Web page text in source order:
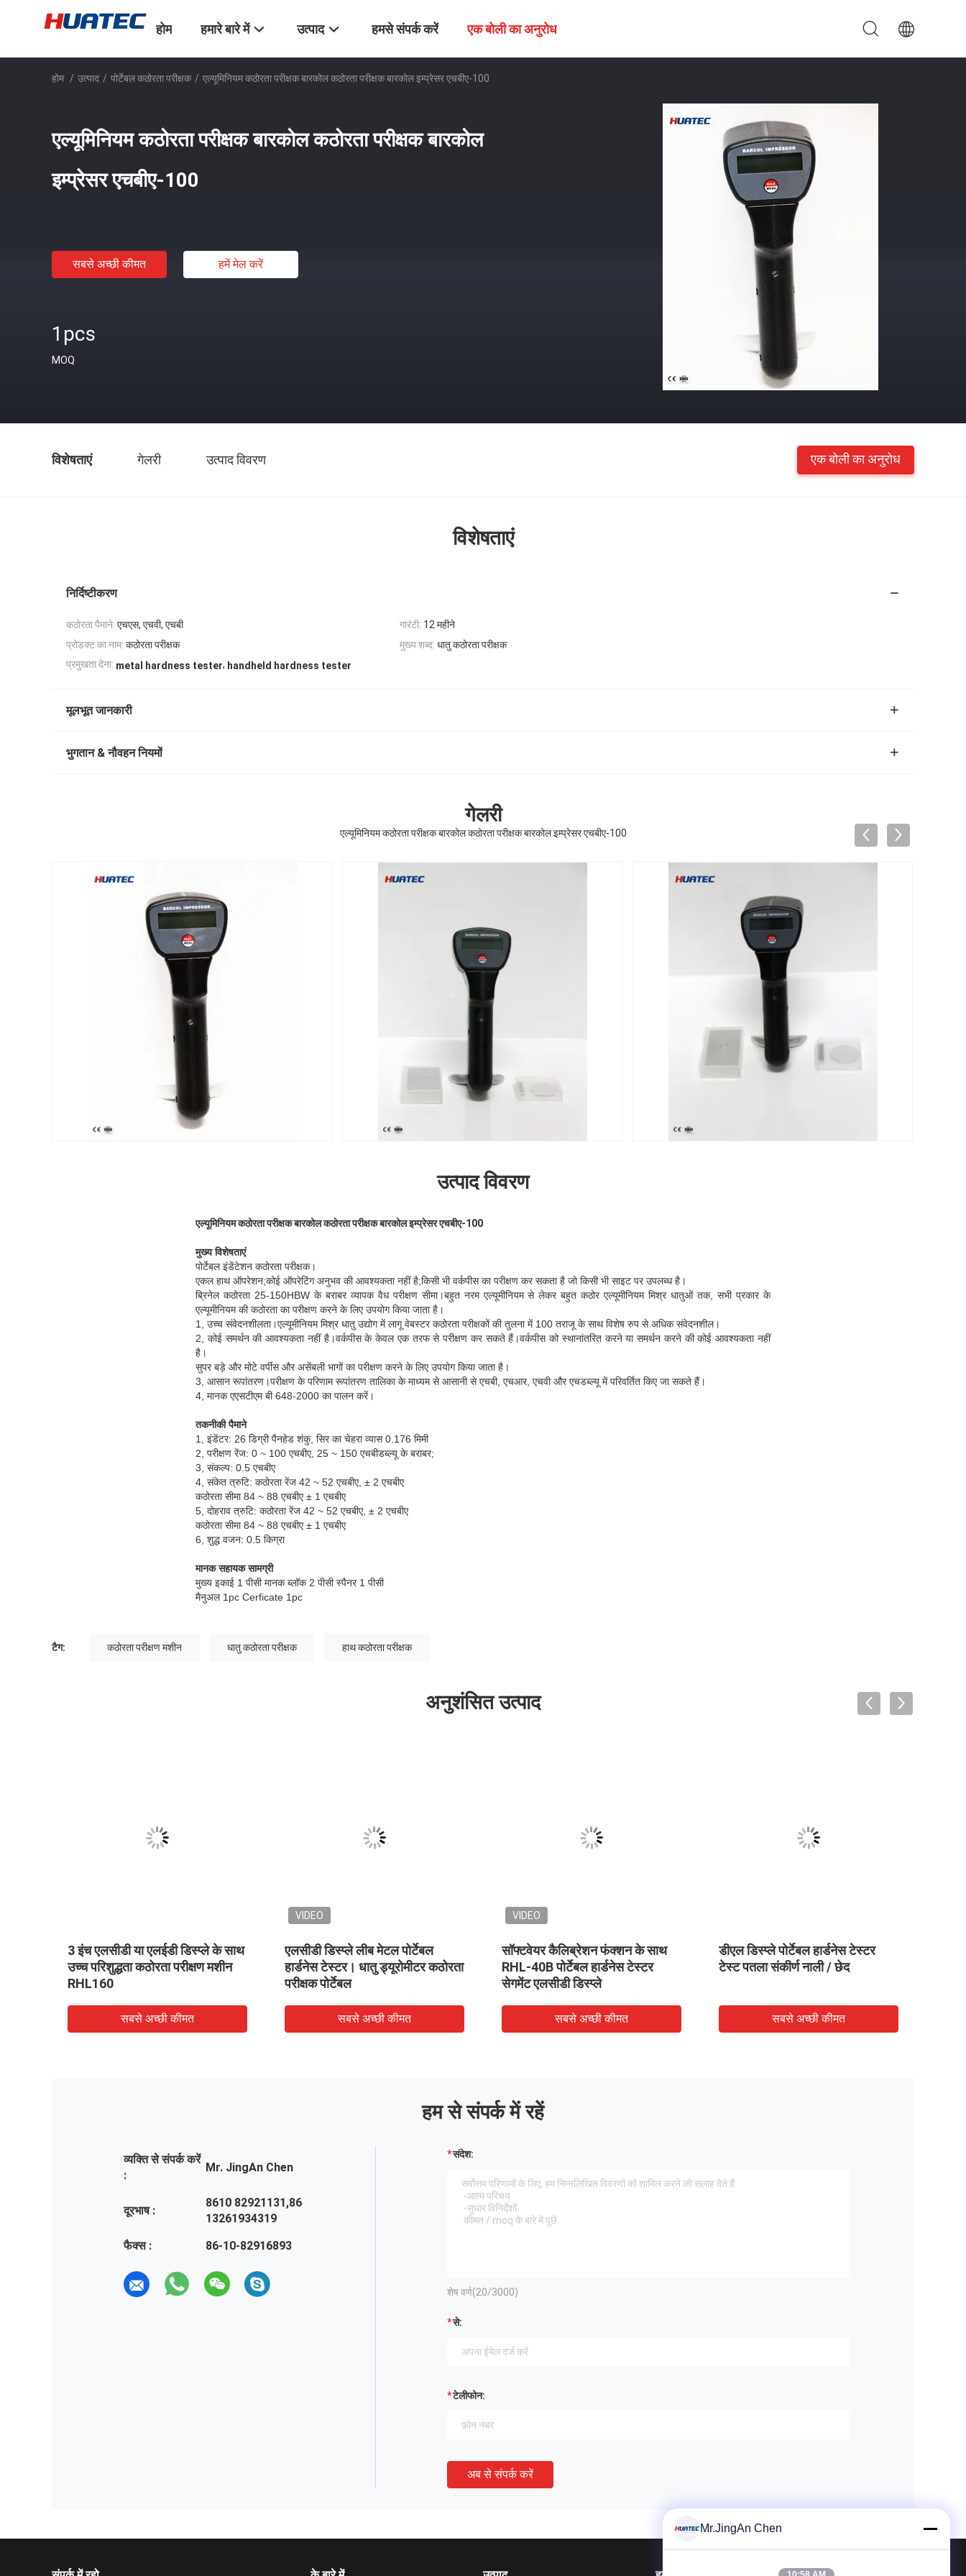
होम हमारे बारे में उत्पाद हमसे संपर्क करें एक बोली का अनुरोध
होम / उत्पाद / पोर्टेबल कठोरता परीक्षक / एल्यूमिनियम कठोरता परीक्षक बारकोल कठोरता परीक्षक बारकोल इम्प्रेसर एचबीए-100
एल्यूमिनियम कठोरता परीक्षक बारकोल कठोरता परीक्षक बारकोल
इम्प्रेसर एचबीए-100
सबसे अच्छी कीमत हमें मेल करें
1pcs
MOQ
विशेषताएं गेलरी उत्पाद विवरण एक बोली का अनुरोध
विशेषताएं
निर्दिष्टीकरण
कठोरता पैमाने: एचएस, एचवी, एचबी गारंटी: 12 महीने
प्रोडक्ट का नाम: कठोरता परीक्षक मुख्य शब्द: धातु कठोरता परीक्षक
प्रमुखता देना: metal hardness tester, handheld hardness tester
मूलभूत जानकारी
भुगतान & नौवहन नियमों
गेलरी
एल्यूमिनियम कठोरता परीक्षक बारकोल कठोरता परीक्षक बारकोल इम्प्रेसर एचबीए-100
उत्पाद विवरण
एल्यूमिनियम कठोरता परीक्षक बारकोल कठोरता परीक्षक बारकोल इम्प्रेसर एचबीए-100
मुख्य विशेषताएं
पोर्टेबल इंडेंटेशन कठोरता परीक्षक।
एकल हाथ ऑपरेशन;कोई ऑपरेटिंग अनुभव की आवश्यकता नहीं है;किसी भी वर्कपीस का परीक्षण कर सकता है जो किसी भी साइट पर उपलब्ध है।
ब्रिनेल कठोरता 25-150HBW के बराबर व्यापक वैध परीक्षण सीमा।बहुत नरम एल्यूमीनियम से लेकर बहुत कठोर एल्यूमीनियम मिश्र धातुओं तक, सभी प्रकार के
एल्यूमीनियम की कठोरता का परीक्षण करने के लिए उपयोग किया जाता है।
1, उच्च संवेदनशीलता।एल्यूमीनियम मिश्र धातु उद्योग में लागू वेबस्टर कठोरता परीक्षकों की तुलना में 100 तराजू के साथ विशेष रुप से अधिक संवेदनशील।
2, कोई समर्थन की आवश्यकता नहीं है।वर्कपीस के केवल एक तरफ से परीक्षण कर सकते हैं।वर्कपीस को स्थानांतरित करने या समर्थन करने की कोई आवश्यकता नहीं
है।
सुपर बड़े और मोटे वर्पीस और असेंबली भागों का परीक्षण करने के लिए उपयोग किया जाता है।
3, आसान रूपांतरण।परीक्षण के परिणाम रूपांतरण तालिका के माध्यम से आसानी से एचबी, एचआर, एचवी और एचडब्ल्यू में परिवर्तित किए जा सकते हैं।
4, मानक एएसटीएम बी 648-2000 का पालन करें।
तकनीकी पैमाने
1, इंडेंटर: 26 डिग्री पैनहेड शंकु, सिर का चेहरा व्यास 0.176 मिमी
2, परीक्षण रेंज: 0 ~ 100 एचबीए, 25 ~ 150 एचबीडब्ल्यू के बराबर;
3, संकल्प: 0.5 एचबीए
4, संकेत त्रुटि: कठोरता रेंज 42 ~ 52 एचबीए, ± 2 एचबीए
कठोरता सीमा 84 ~ 88 एचबीए ± 1 एचबीए
5, दोहराव त्रुटि: कठोरता रेंज 42 ~ 52 एचबीए, ± 2 एचबीए
कठोरता सीमा 84 ~ 88 एचबीए ± 1 एचबीए
6, शुद्ध वजन: 0.5 किग्रा
मानक सहायक सामग्री
मुख्य इकाई 1 पीसी मानक ब्लॉक 2 पीसी स्पैनर 1 पीसी
मैनुअल 1pc Cerficate 1pc
टैग: कठोरता परीक्षण मशीन धातु कठोरता परीक्षक हाथ कठोरता परीक्षक
अनुशंसित उत्पाद
3 इंच एलसीडी या एलईडी डिस्प्ले के साथ
उच्च परिशुद्धता कठोरता परीक्षण मशीन
RHL160
सबसे अच्छी कीमत
VIDEO
एलसीडी डिस्प्ले लीब मेटल पोर्टेबल
हार्डनेस टेस्टर। धातु ड्यूरोमीटर कठोरता
परीक्षक पोर्टेबल
सबसे अच्छी कीमत
VIDEO
सॉफ्टवेयर कैलिब्रेशन फंक्शन के साथ
RHL-40B पोर्टेबल हार्डनेस टेस्टर
सेगमेंट एलसीडी डिस्प्ले
सबसे अच्छी कीमत
डीएल डिस्प्ले पोर्टेबल हार्डनेस टेस्टर
टेस्ट पतला संकीर्ण नाली / छेद
सबसे अच्छी कीमत
हम से संपर्क में रहें
व्यक्ति से संपर्क करें
:
Mr. JingAn Chen
दूरभाष :
8610 82921131,86
13261934319
फैक्स :
86-10-82916893
संदेश:
शेष वर्ण(20/3000)
से:
टेलीफोन:
अब से संपर्क करें
Mr.JingAn Chen